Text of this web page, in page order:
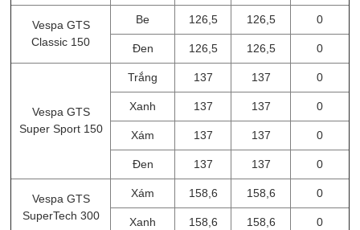
Vespa GTS
Classic 150
Be 126,5 126,5 0
Đen 126,5 126,5 0
Vespa GTS
Super Sport 150
Trắng 137 137 0
Xanh 137 137 0
Xám 137 137 0
Đen 137 137 0
Vespa GTS
SuperTech 300
Xám 158,6 158,6 0
Xanh 158,6 158,6 0